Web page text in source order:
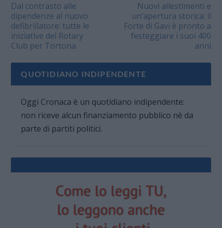
Dal contrasto alle
dipendenze al nuovo
defibrillatore: tutte le
iniziative del Rotary
Club per Tortona
Nuovi allestimenti e
un’apertura storica: il
Forte di Gavi è pronto a
festeggiare i suoi 400
anni
QUOTIDIANO INDIPENDENTE
Oggi Cronaca è un quotidiano indipendente:
non riceve alcun finanziamento pubblico nè da
parte di partiti politici.